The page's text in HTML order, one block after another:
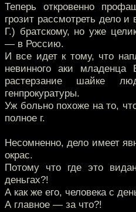
Теперь откровенно
грозит рассмотреть дело
Г.) братскому, но уже
— в Россию.
И все идет к тому, что
невинного аки
растерзание шайке
генпрокуратуры.
Уж больно похоже на то,
полное г.
Несомненно, дело имеет
окрас.
Потому что где это
деньгах?!
А как же его, человека с
А главное — за что?!